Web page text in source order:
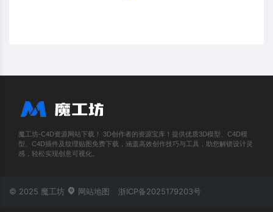
魔工坊-C4D资源网站下载！ 3D创作者的资源宝库！提供优质3D模型、C4D模
型、C4D插件及纹理贴图免费下载，涵盖高效创作技巧与工具，助您解锁设计灵
感，轻松实现创意可视化。
© 2025 魔工坊 网站地图 浙ICP备2025179203号